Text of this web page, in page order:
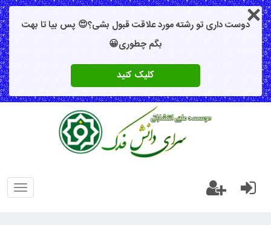
دوست داری تو رشته مورد علاقت قبول بشی؟😍 پس بیا تا بهت
بگم چطوری😀
کلیک کنید